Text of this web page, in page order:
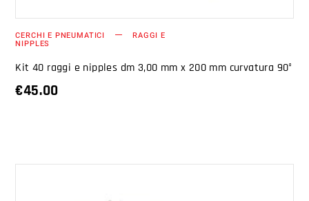
CERCHI E PNEUMATICI RAGGI E
NIPPLES
Kit 40 raggi e nipples dm 3,00 mm x 200 mm curvatura 90°
€45.00